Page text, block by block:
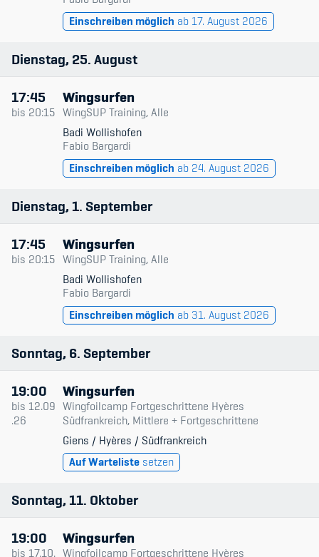
Einschreiben möglich ab 17. August 2026
Dienstag 25 August
17:45
bis 20:15
Wingsurfen
WingSUP Training, Alle
Badi Wollishofen
Fabio Bargardi
Einschreiben möglich ab 24. August 2026
Dienstag 1 September
17:45
bis 20:15
Wingsurfen
WingSUP Training, Alle
Badi Wollishofen
Fabio Bargardi
Einschreiben möglich ab 31. August 2026
Sonntag 6 September
19:00
bis 12.09
.26
Wingsurfen
Wingfoilcamp Fortgeschrittene Hyères
Südfrankreich, Mittlere + Fortgeschrittene
Giens / Hyères / Südfrankreich
Auf Warteliste setzen
Sonntag 11 Oktober
19:00
bis 17.10.
Wingsurfen
Wingfoilcamp Fortgeschrittene Hyères